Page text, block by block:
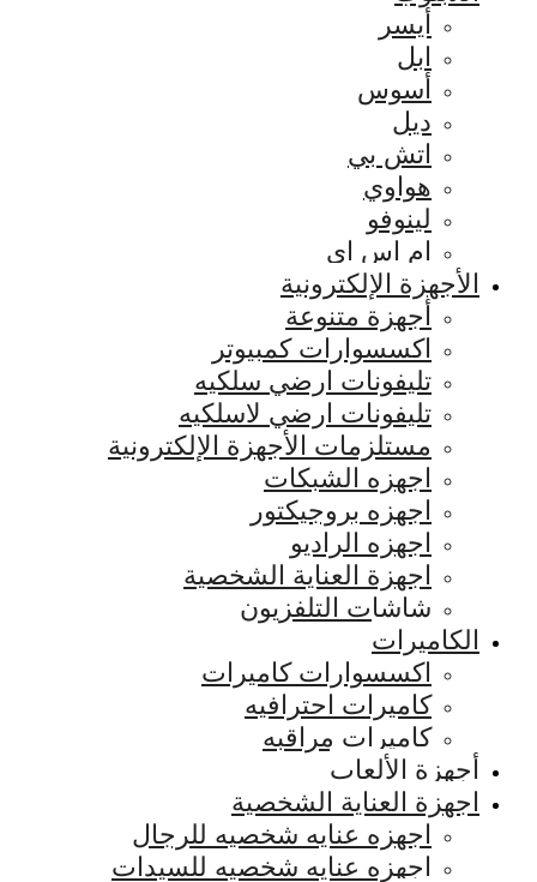
أيسر
ابل
أسوس
ديل
اتش بي
هواوي
لينوفو
ام اس اي
الأجهزة الإلكترونية
أجهزة متنوعة
اكسسوارات كمبيوتر
تليفونات ارضي سلكيه
تليفونات ارضي لاسلكيه
مستلزمات الأجهزة الإلكترونية
اجهزه الشبكات
اجهزه بروجيكتور
اجهزه الراديو
اجهزة العناية الشخصية
شاشات التلفزيون
الكاميرات
اكسسوارات كاميرات
كاميرات احترافيه
كاميرات مراقبه
أجهزة الألعاب
اجهزة العناية الشخصية
اجهزه عنايه شخصيه للرجال
اجهزه عنايه شخصيه للسيدات